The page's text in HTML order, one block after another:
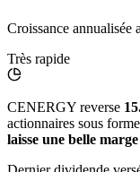
Croissance annualisée
Très rapide
CENERGY reverse
actionnaires sous
laisse une belle